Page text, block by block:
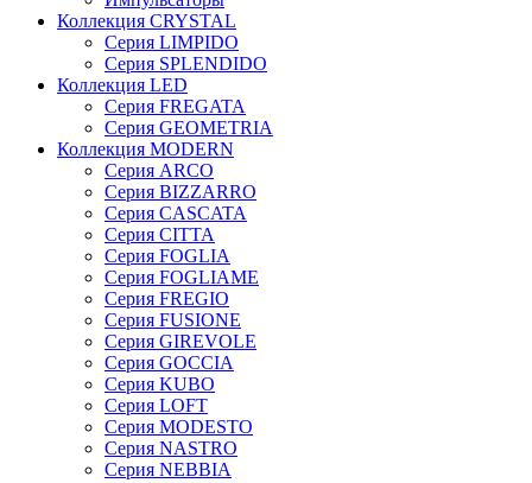
Коллекция CRYSTAL
Серия LIMPIDO
Серия SPLENDIDO
Коллекция LED
Серия FREGATA
Серия GEOMETRIA
Коллекция MODERN
Серия ARCO
Серия BIZZARRO
Серия CASCATA
Серия CITTA
Серия FOGLIA
Серия FOGLIAME
Серия FREGIO
Серия FUSIONE
Серия GIREVOLE
Серия GOCCIA
Серия KUBO
Серия LOFT
Серия MODESTO
Серия NASTRO
Серия NEBBIA